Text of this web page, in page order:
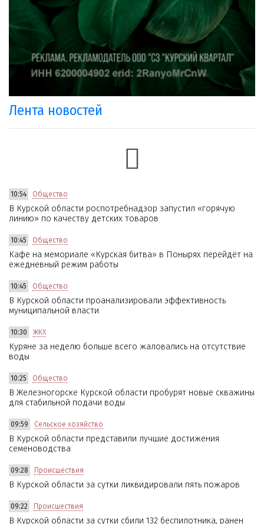
Лента новостей
10:54 Общество
В Курской области роспотребнадзор запустил «горячую
линию» по качеству детских товаров
10:45 Общество
Кафе на мемориале «Курская битва» в Понырях перейдёт на
ежедневный режим работы
10:45 Общество
В Курской области проанализировали эффективность
муниципальной власти
10:30 ЖКХ
Куряне за неделю больше всего жаловались на отсутствие
воды
10:25 Общество
В Железногорске Курской области пробурят новые скважины
для стабильной подачи воды
09:59 Сельское хозяйство
В Курской области представили лучшие достижения
семеноводства
09:28 Происшествия
В Курской области за сутки ликвидировали пять пожаров
09:22 Происшествия
В Курской области за сутки сбили 132 беспилотника, ранен